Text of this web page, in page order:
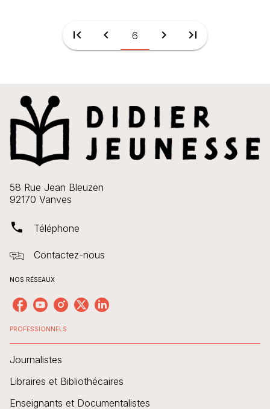
first_page chevron_left 6 chevron_right last_page
58 Rue Jean Bleuzen
92170 Vanves
phone Téléphone
Contactez-nous
NOS RÉSEAUX
PROFESSIONNELS
Journalistes
Libraires et Bibliothécaires
Enseignants et Documentalistes